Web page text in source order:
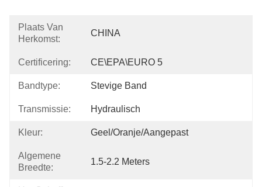
Plaats Van
Herkomst:
CHINA
Certificering: CE\EPA\EURO 5
Bandtype: Stevige Band
Transmissie: Hydraulisch
Kleur: Geel/Oranje/Aangepast
Algemene
Breedte:
1.5-2.2 Meters